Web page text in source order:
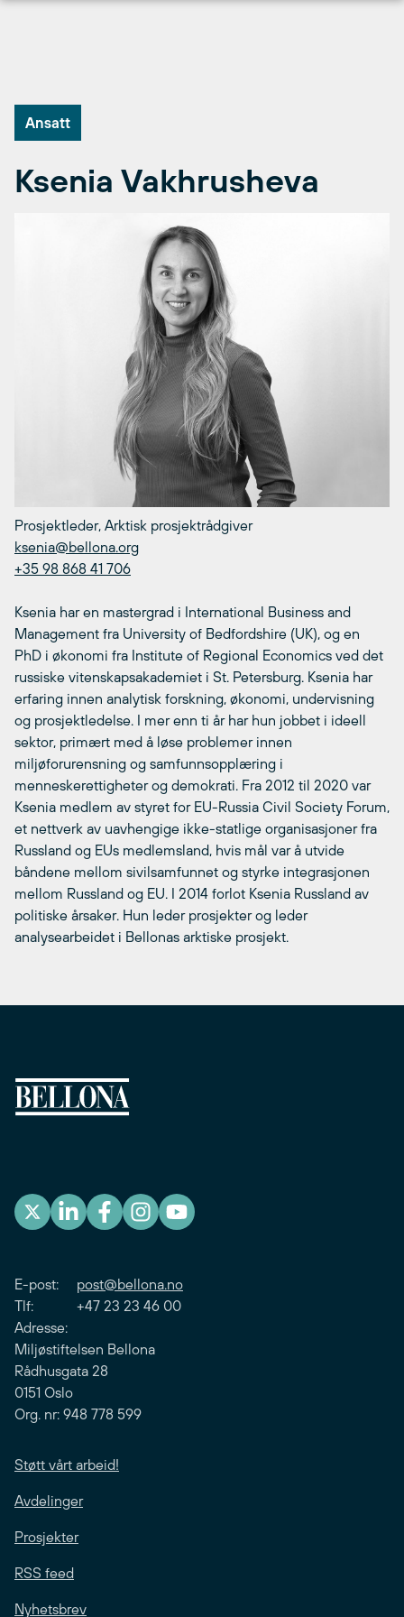
Ansatt
Ksenia Vakhrusheva
Prosjektleder, Arktisk prosjektrådgiver
ksenia@bellona.org
+35 98 868 41 706
Ksenia har en mastergrad i International Business and
Management fra University of Bedfordshire (UK), og en
PhD i økonomi fra Institute of Regional Economics ved det
russiske vitenskapsakademiet i St. Petersburg. Ksenia har
erfaring innen analytisk forskning, økonomi, undervisning
og prosjektledelse. I mer enn ti år har hun jobbet i ideell
sektor, primært med å løse problemer innen
miljøforurensning og samfunnsopplæring i
menneskerettigheter og demokrati. Fra 2012 til 2020 var
Ksenia medlem av styret for EU-Russia Civil Society Forum,
et nettverk av uavhengige ikke-statlige organisasjoner fra
Russland og EUs medlemsland, hvis mål var å utvide
båndene mellom sivilsamfunnet og styrke integrasjonen
mellom Russland og EU. I 2014 forlot Ksenia Russland av
politiske årsaker. Hun leder prosjekter og leder
analysearbeidet i Bellonas arktiske prosjekt.
E-post: post@bellona.no
Tlf: +47 23 23 46 00
Adresse:
Miljøstiftelsen Bellona
Rådhusgata 28
0151 Oslo
Org. nr: 948 778 599
Støtt vårt arbeid!
Avdelinger
Prosjekter
RSS feed
Nyhetsbrev